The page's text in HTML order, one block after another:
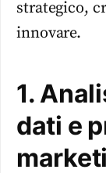
strategico,
innovare.
1.
dati e